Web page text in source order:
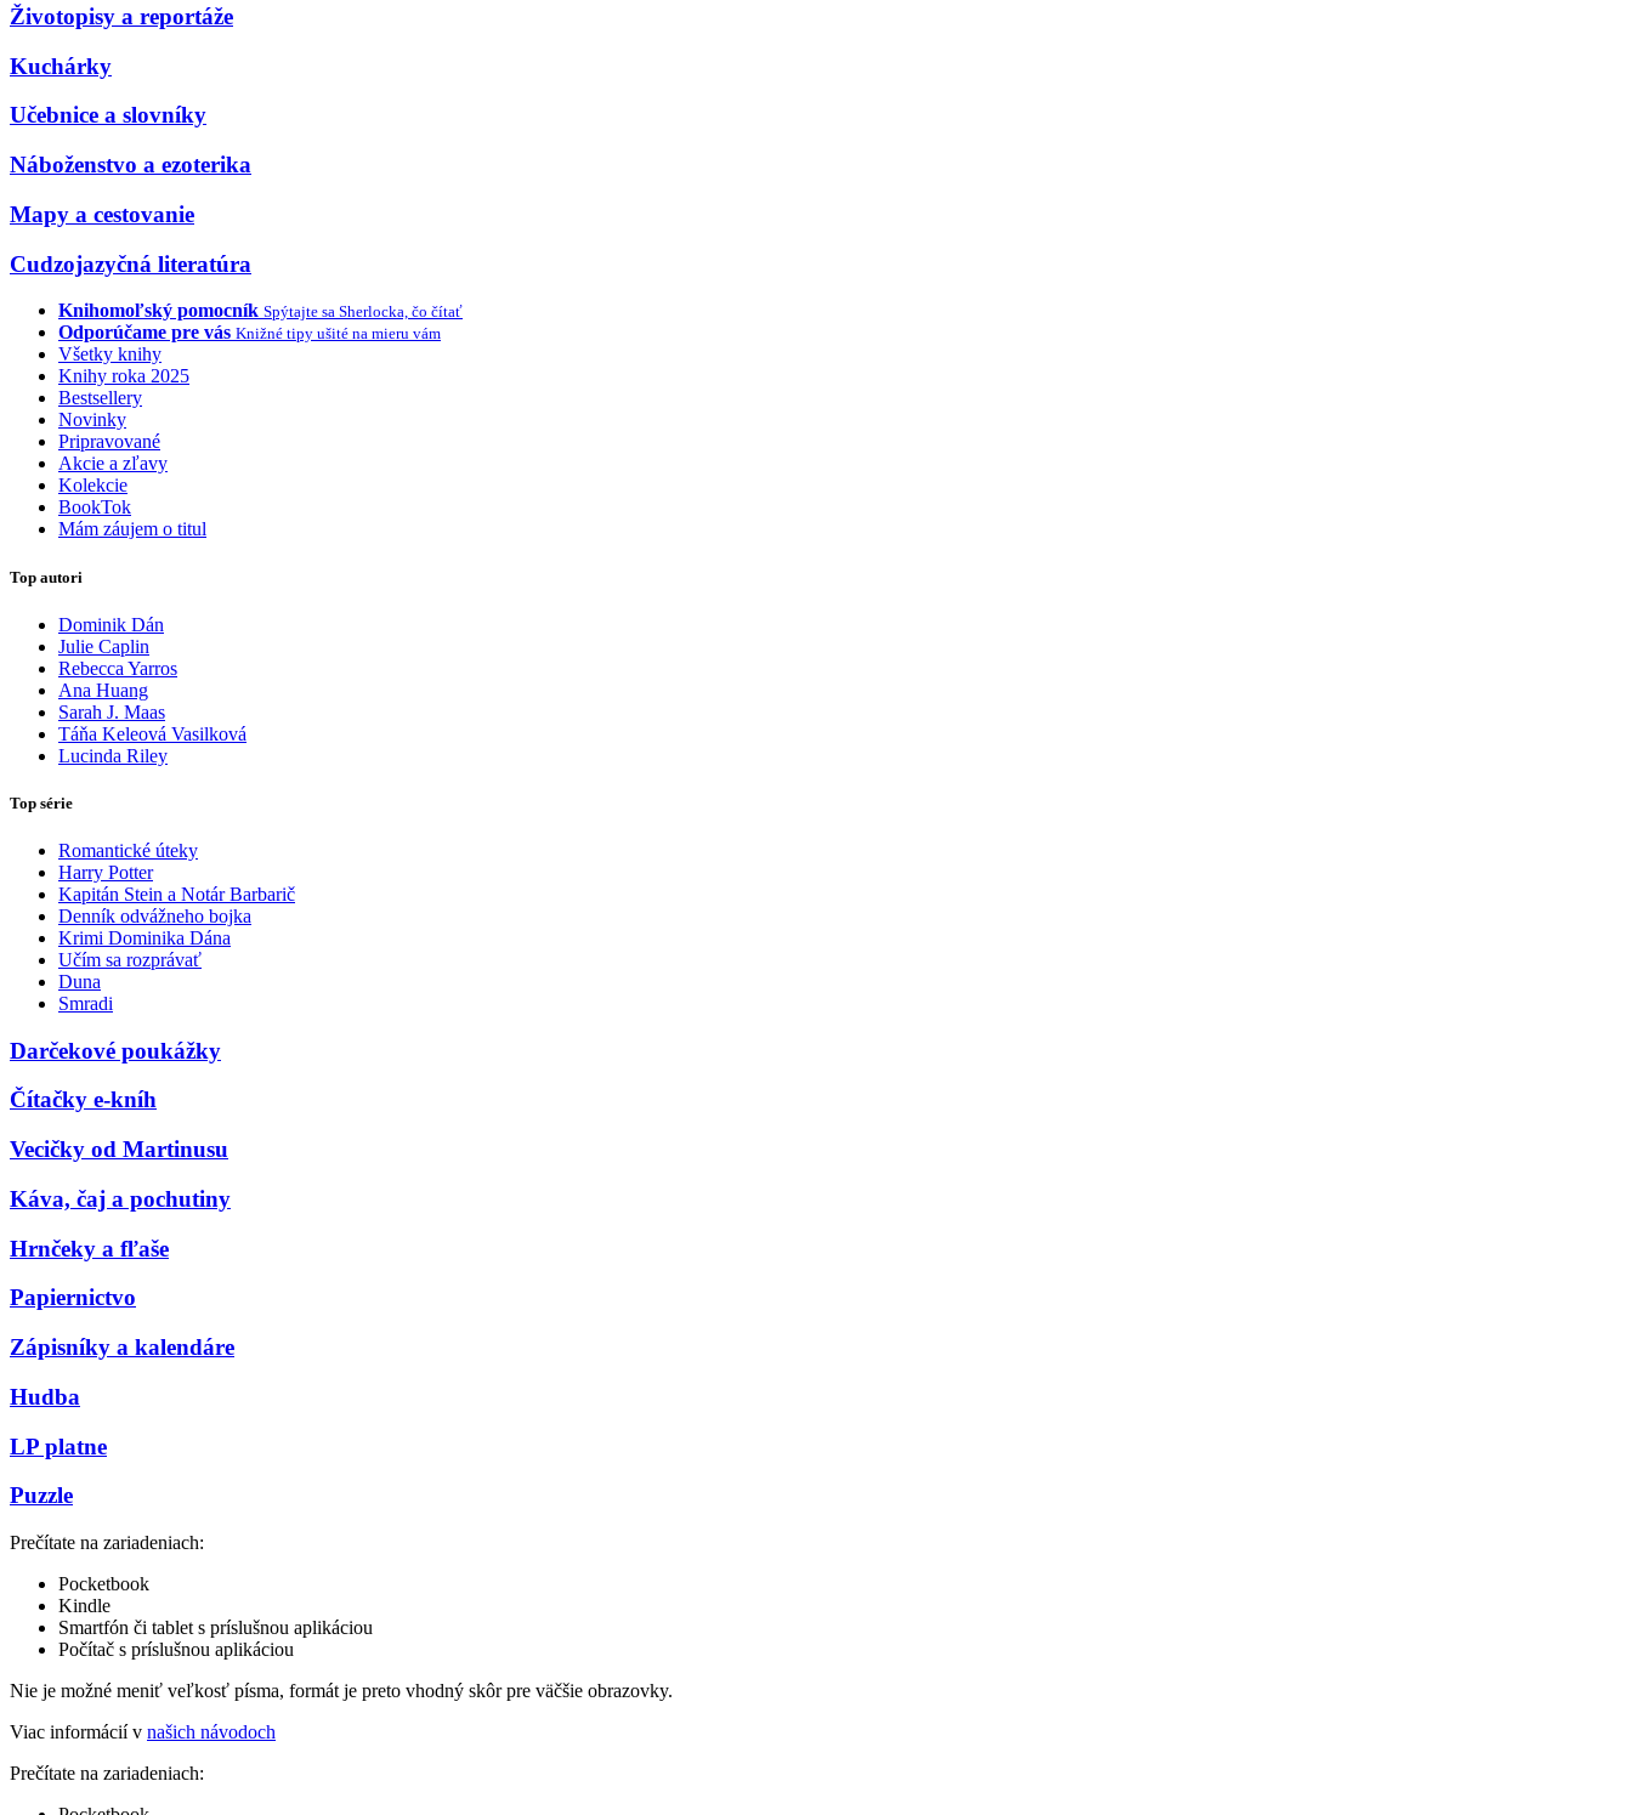
Životopisy a reportáže
Kuchárky
Učebnice a slovníky
Náboženstvo a ezoterika
Mapy a cestovanie
Cudzojazyčná literatúra
Knihomoľský pomocník Spýtajte sa Sherlocka, čo čítať
Odporúčame pre vás Knižné tipy ušité na mieru vám
Všetky knihy
Knihy roka 2025
Bestsellery
Novinky
Pripravované
Akcie a zľavy
Kolekcie
BookTok
Mám záujem o titul
Top autori
Dominik Dán
Julie Caplin
Rebecca Yarros
Ana Huang
Sarah J. Maas
Táňa Keleová Vasilková
Lucinda Riley
Top série
Romantické úteky
Harry Potter
Kapitán Stein a Notár Barbarič
Denník odvážneho bojka
Krimi Dominika Dána
Učím sa rozprávať
Duna
Smradi
Darčekové poukážky
Čítačky e-kníh
Vecičky od Martinusu
Káva, čaj a pochutiny
Hrnčeky a fľaše
Papiernictvo
Zápisníky a kalendáre
Hudba
LP platne
Puzzle
Prečítate na zariadeniach:
Pocketbook
Kindle
Smartfón či tablet s príslušnou aplikáciou
Počítač s príslušnou aplikáciou
Nie je možné meniť veľkosť písma, formát je preto vhodný skôr pre väčšie obrazovky.
Viac informácií v našich návodoch
Prečítate na zariadeniach: